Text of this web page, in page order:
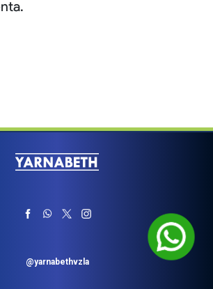
@yarnabethvzla